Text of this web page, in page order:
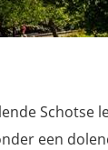
Schotse
een